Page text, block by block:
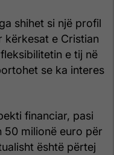
shihet si një profil
kërkesat e Cristian
e tij në
se ka interes
financiar, pasi
50 milionë euro për
është përtej